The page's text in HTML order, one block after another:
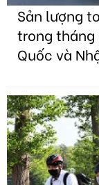
Sản lượng
trong tháng
Quốc và